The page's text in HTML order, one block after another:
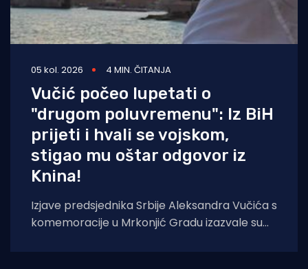
05 kol. 2026 4 MIN. ČITANJA
Vučić počeo lupetati o
"drugom poluvremenu": Iz BiH
prijeti i hvali se vojskom,
stigao mu oštar odgovor iz
Knina!
Izjave predsjednika Srbije Aleksandra Vučića s
komemoracije u Mrkonjić Gradu izazvale su